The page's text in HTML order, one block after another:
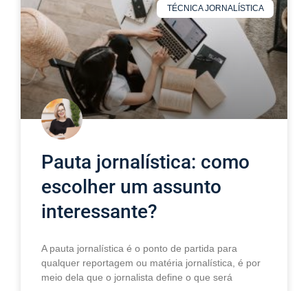
TÉCNICA JORNALÍSTICA
Pauta jornalística: como
escolher um assunto
interessante?
A pauta jornalística é o ponto de partida para
qualquer reportagem ou matéria jornalística, é por
meio dela que o jornalista define o que será